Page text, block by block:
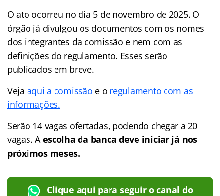
O ato ocorreu no dia 5 de novembro de 2025. O
órgão já divulgou os documentos com os nomes
dos integrantes da comissão e nem com as
definições do regulamento. Esses serão
publicados em breve.
Veja aqui a comissão e o regulamento com as
informações.
Serão 14 vagas ofertadas, podendo chegar a 20
vagas. Aescolha da banca deve iniciar já nos
próximos meses.
Clique aqui para seguir o canal do